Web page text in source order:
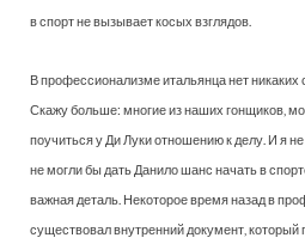
в спорт не вызывает косых взглядов.
В профессионализме итальянца нет никаких
Скажу больше: многие из наших гонщиков,
поучиться у Ди Луки отношению к делу. И я
не могли бы дать Данило шанс начать в
важная деталь. Некоторое время назад в
существовал внутренний документ,